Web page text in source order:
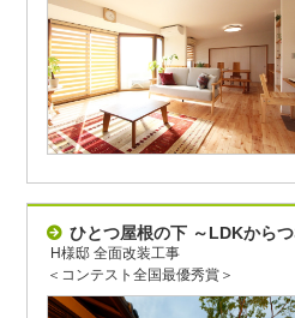
ひとつ屋根の下 ～LDKから
H様邸 全面改装工事
＜コンテスト全国最優秀賞＞